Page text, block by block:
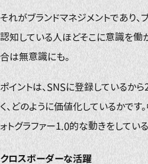
それがブランドマネジメントであり、
認知している人ほどそこに意識を働
合は無意識にも。
ポイントは、SNSに登録しているか
く、どのように価値化しているかで
ォトグラファー1.0的な動きをしてい
クロスボーダーな活躍